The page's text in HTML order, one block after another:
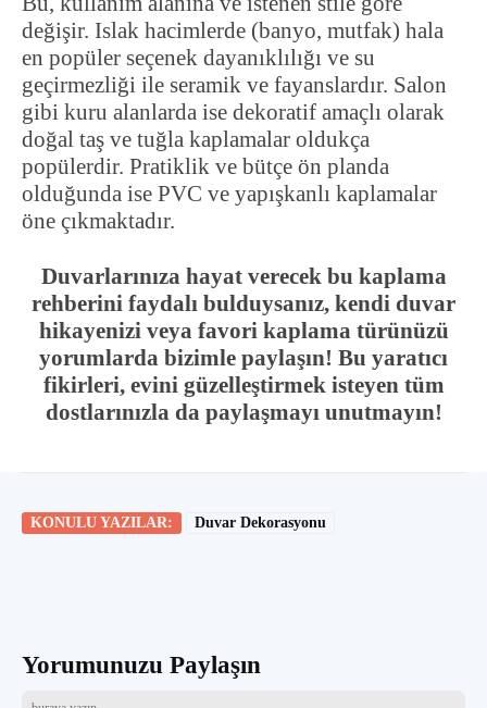
değişir. Islak hacimlerde (banyo, mutfak) hala
en popüler seçenek dayanıklılığı ve su
geçirmezliği ile seramik ve fayanslardır. Salon
gibi kuru alanlarda ise dekoratif amaçlı olarak
doğal taş ve tuğla kaplamalar oldukça
popülerdir. Pratiklik ve bütçe ön planda
olduğunda ise PVC ve yapışkanlı kaplamalar
öne çıkmaktadır.
Duvarlarınıza hayat verecek bu kaplama
rehberini faydalı bulduysanız, kendi duvar
hikayenizi veya favori kaplama türünüzü
yorumlarda bizimle paylaşın! Bu yaratıcı
fikirleri, evini güzelleştirmek isteyen tüm
dostlarınızla da paylaşmayı unutmayın!
KONULU YAZILAR: Duvar Dekorasyonu
Yorumunuzu Paylaşın